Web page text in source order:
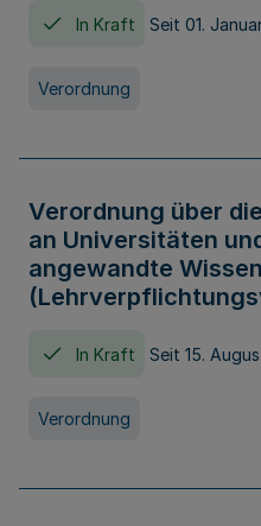
In Kraft Seit 01.
Verordnung
Verordnung über
an Universitäten
angewandte
In Kraft Seit 15.
Verordnung